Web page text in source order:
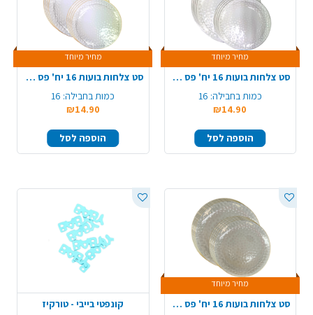
מחיר מיוחד
סט צלחות בועות 16 יח' פס כסף - שקוף
כמות בחבילה: 16
₪14.90
הוספה לסל
מחיר מיוחד
סט צלחות בועות 16 יח' פס זהב - שקוף
כמות בחבילה: 16
₪14.90
הוספה לסל
מחיר מיוחד
סט צלחות בועות 16 יח' פס זהב - שחור שקוף
קונפטי בייבי - טורקיז